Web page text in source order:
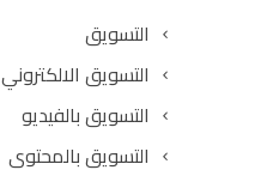
التسويق
التسويق الالكتروني
التسويق بالفيديو
التسويق بالمحتوى